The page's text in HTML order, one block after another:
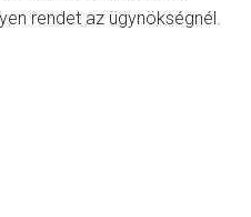
rendet az ügynökségnél.